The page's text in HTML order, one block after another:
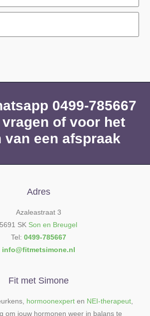
0499-785667
of voor het
van een afspraak
Adres
Azaleastraat 3
5691 SK Son en Breugel
Tel: 0499-785667
info@fitmetsimone.nl
Fit met Simone
hormoonexpert en NEI-therapeut
om jouw hormonen weer in balans te